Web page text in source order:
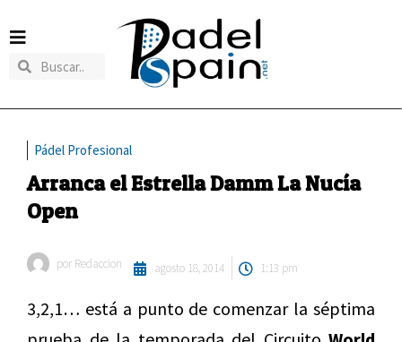
Pádel Profesional
Arranca el Estrella Damm La Nucía
Open
por Redaccion agosto 18, 2014 1:13 pm
3,2,1… está a punto de comenzar la séptima